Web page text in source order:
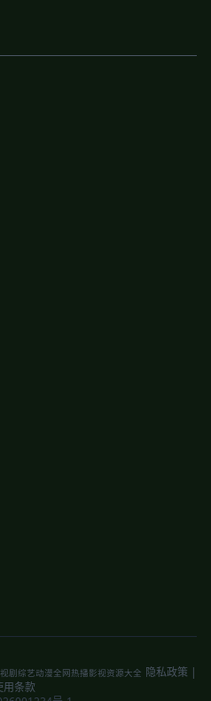
剧综艺动漫全网热播影视资源大全 隐私政策 |
用条款